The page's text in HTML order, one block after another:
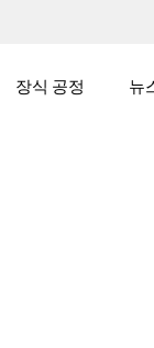
장식 공정 뉴